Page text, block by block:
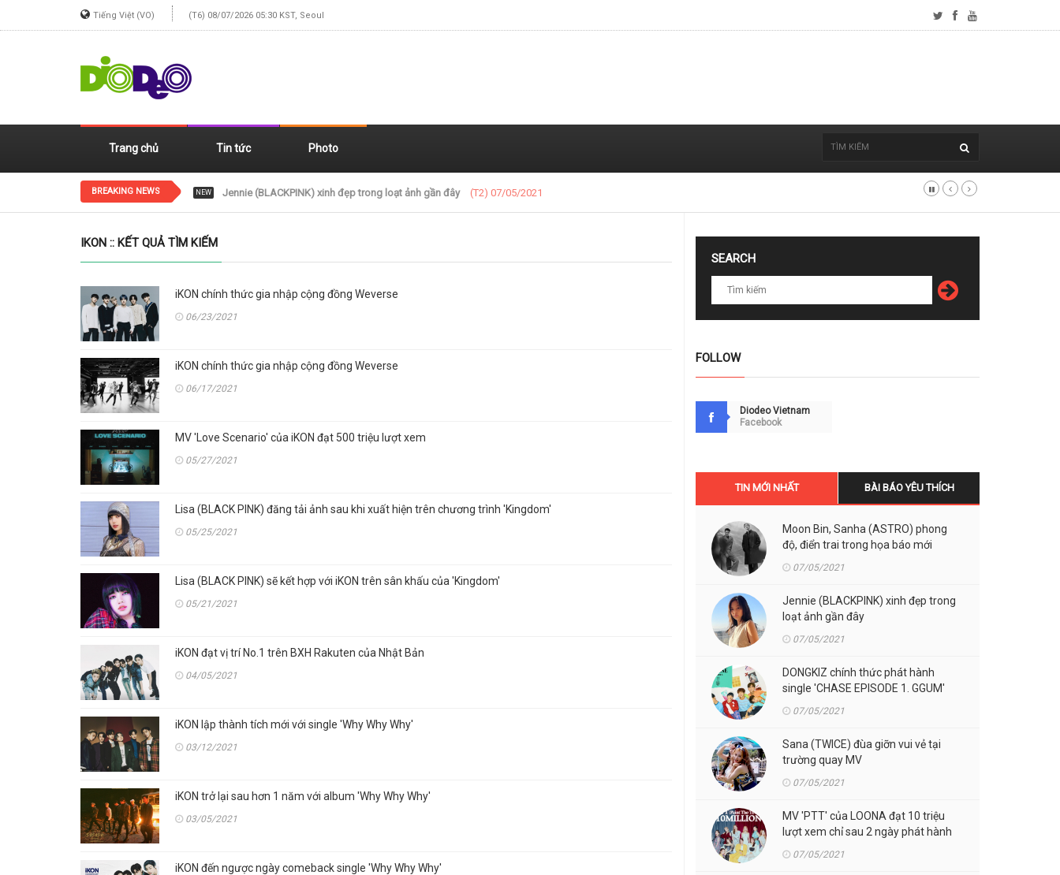
Tiếng Việt (VO) (T6) 08/07/2026 05:30 KST, Seoul
Trang chủ Tin tức Photo
BREAKING NEWS NEW DONGKIZ chính thức phát hành single 'CHASE EPISODE 1. GGUM' (T2) 07/05/2021
IKON :: KẾT QUẢ TÌM KIẾM
iKON chính thức gia nhập cộng đồng Weverse
06/23/2021
iKON chính thức gia nhập cộng đồng Weverse
06/17/2021
MV 'Love Scenario' của iKON đạt 500 triệu lượt xem
05/27/2021
Lisa (BLACK PINK) đăng tải ảnh sau khi xuất hiện trên chương trình 'Kingdom'
05/25/2021
Lisa (BLACK PINK) sẽ kết hợp với iKON trên sân khấu của 'Kingdom'
05/21/2021
iKON đạt vị trí No.1 trên BXH Rakuten của Nhật Bản
04/05/2021
iKON lập thành tích mới với single 'Why Why Why'
03/12/2021
iKON trở lại sau hơn 1 năm với album 'Why Why Why'
03/05/2021
iKON đến ngược ngày comeback single 'Why Why Why'
SEARCH
FOLLOW
Diodeo Vietnam
Facebook
TIN MỚI NHẤT BÀI BÁO YÊU THÍCH
Moon Bin, Sanha (ASTRO) phong
độ, điển trai trong họa báo mới
07/05/2021
Jennie (BLACKPINK) xinh đẹp trong
loạt ảnh gần đây
07/05/2021
DONGKIZ chính thức phát hành
single 'CHASE EPISODE 1. GGUM'
07/05/2021
Sana (TWICE) đùa giỡn vui vẻ tại
trường quay MV
07/05/2021
MV 'PTT' của LOONA đạt 10 triệu
lượt xem chỉ sau 2 ngày phát hành
07/05/2021